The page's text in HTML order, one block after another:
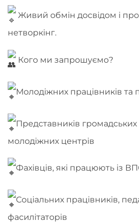
Живий обмін досвідом і
нетворкінг.
Кого ми запрошуємо?
Молодіжних працівників та
Представників громадських
молодіжних центрів
Фахівців, які працюють із
Соціальних працівників,
фасилітаторів